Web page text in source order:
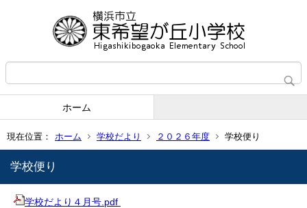
ホーム
現在位置： ホーム 学校だより ２０２６年度 学校便り
学校便り
学校だより４月号.pdf